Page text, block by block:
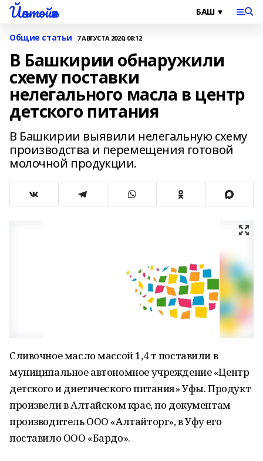
Йәнтөйәк
Общие статьи 7 АВГУСТА 2020, 08:12
В Башкирии обнаружили
схему поставки
нелегального масла в центр
детского питания
В Башкирии выявили нелегальную схему
производства и перемещения готовой
молочной продукции.
Сливочное масло массой 1,4 т поставили в
муниципальное автономное учреждение «Центр
детского и диетического питания» Уфы. Продукт
произвели в Алтайском крае, по документам
производитель ООО «Алтайторг», в Уфу его
поставило ООО «Бардо».